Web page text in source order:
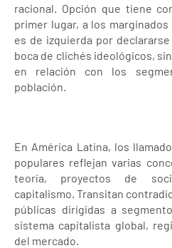
racional. Opción que tiene
primer lugar, a los
es de izquierda por
boca de clichés ideológicos,
en relación con los
población.
En América Latina, los
populares reflejan varias
teoría, proyectos de
capitalismo. Transitan
públicas dirigidas a
sistema capitalista global,
del mercado.